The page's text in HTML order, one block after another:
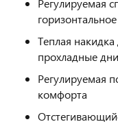
Регулируемая
Теплая
прохладные дни
Регулируемая
комфорта